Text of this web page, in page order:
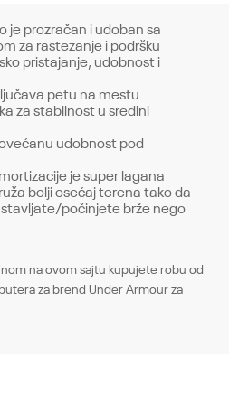
je prozračan i udoban sa
za rastezanje i podršku
pristajanje, udobnost i
petu na mestu
za stabilnost u sredini
udobnost pod
je super lagana
bolji osećaj terena tako da
počinjete brže nego
na ovom sajtu kupujete robu od
za brend Under Armour za